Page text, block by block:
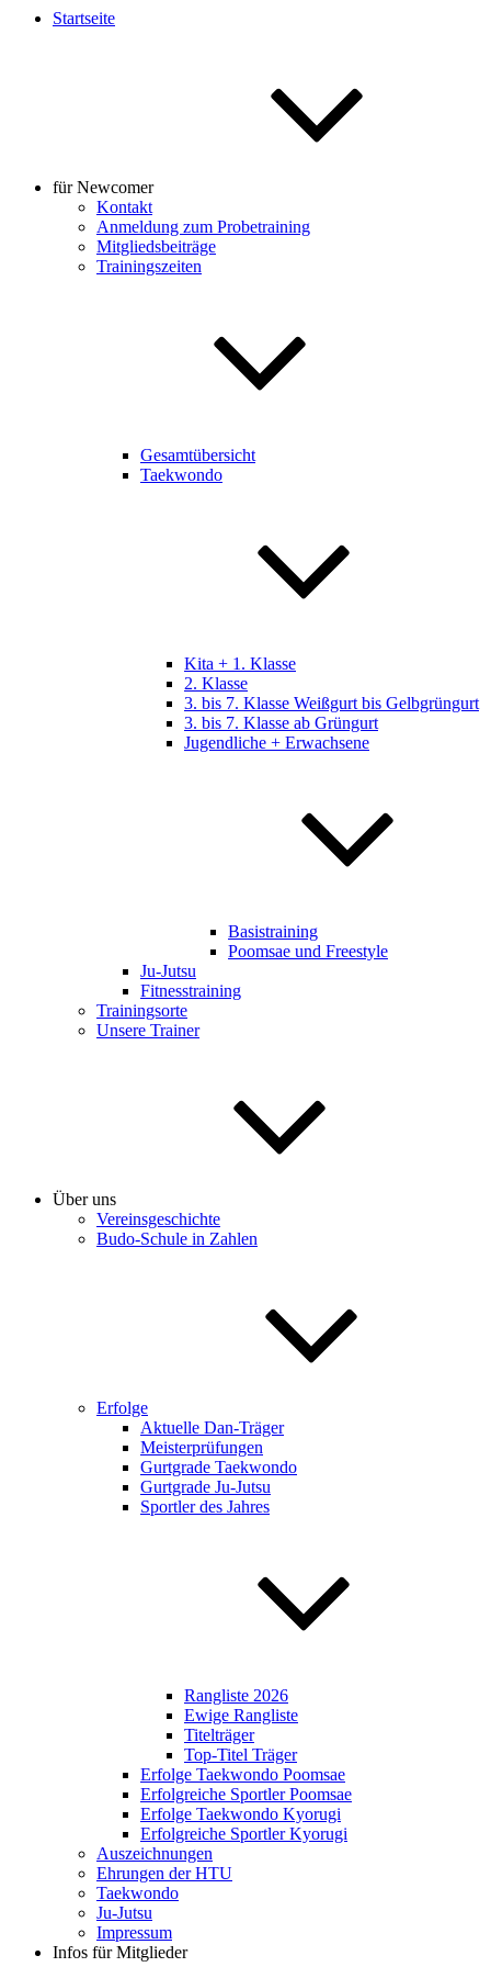
Startseite
für Newcomer
Kontakt
Anmeldung zum Probetraining
Mitgliedsbeiträge
Trainingszeiten
Gesamtübersicht
Taekwondo
Kita + 1. Klasse
2. Klasse
3. bis 7. Klasse Weißgurt bis Gelbgrüngurt
3. bis 7. Klasse ab Grüngurt
Jugendliche + Erwachsene
Basistraining
Poomsae und Freestyle
Ju-Jutsu
Fitnesstraining
Trainingsorte
Unsere Trainer
Über uns
Vereinsgeschichte
Budo-Schule in Zahlen
Erfolge
Aktuelle Dan-Träger
Meisterprüfungen
Gurtgrade Taekwondo
Gurtgrade Ju-Jutsu
Sportler des Jahres
Rangliste 2026
Ewige Rangliste
Titelträger
Top-Titel Träger
Erfolge Taekwondo Poomsae
Erfolgreiche Sportler Poomsae
Erfolge Taekwondo Kyorugi
Erfolgreiche Sportler Kyorugi
Auszeichnungen
Ehrungen der HTU
Taekwondo
Ju-Jutsu
Impressum
Infos für Mitglieder